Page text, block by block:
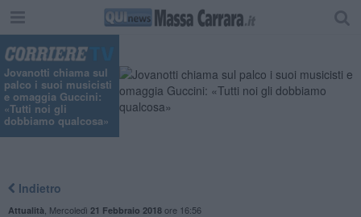
Jovanotti chiama sul
palco i suoi musicisti
e omaggia Guccini:
«Tutti noi gli
dobbiamo qualcosa»
Indietro
Attualità Mercoledì 21 Febbraio 2018ore 16:56